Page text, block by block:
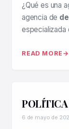
¿Qué es una
agencia de
especializada
READ MORE
6 de mayo de